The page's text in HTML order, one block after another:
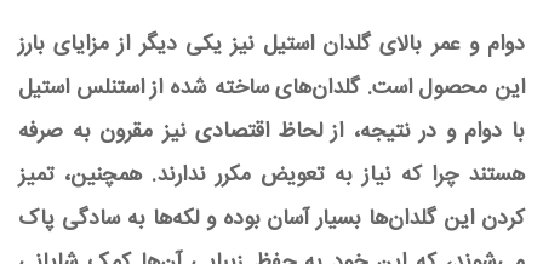
دوام و عمر بالای گلدان استیل نیز یکی دیگر از مزایای بارز
این محصول است. گلدان‌های ساخته شده از استنلس استیل
با دوام و در نتیجه، از لحاظ اقتصادی نیز مقرون به صرفه
هستند چرا که نیاز به تعویض مکرر ندارند. همچنین، تمیز
کردن این گلدان‌ها بسیار آسان بوده و لکه‌ها به سادگی پاک